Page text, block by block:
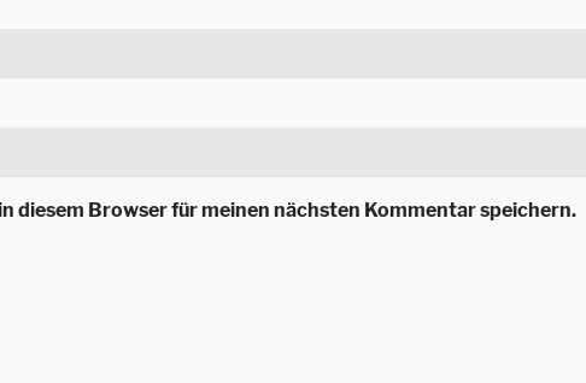
diesem Browser für meinen nächsten Kommentar speichern.